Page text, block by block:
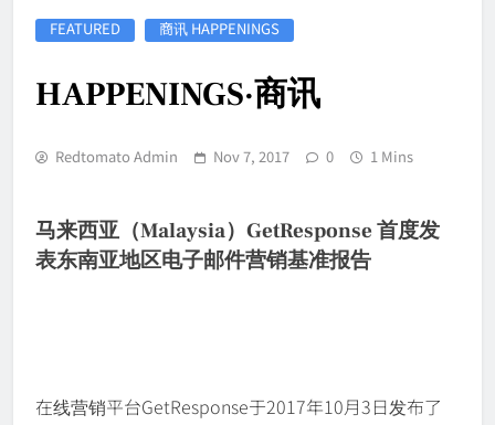
FEATURED 商讯 HAPPENINGS
HAPPENINGS·商讯
Redtomato Admin Nov 7, 2017 0 1 Mins
马来西亚（Malaysia）GetResponse 首度发
表东南亚地区电子邮件营销基准报告
在线营销平台GetResponse于2017年10月3日发布了